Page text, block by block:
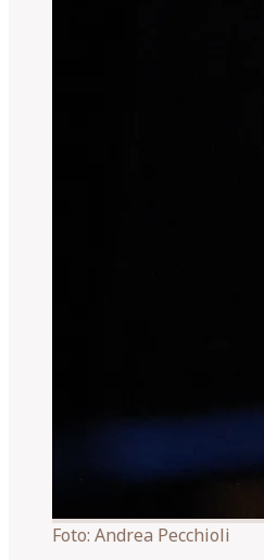
Foto: Andrea Pecchioli